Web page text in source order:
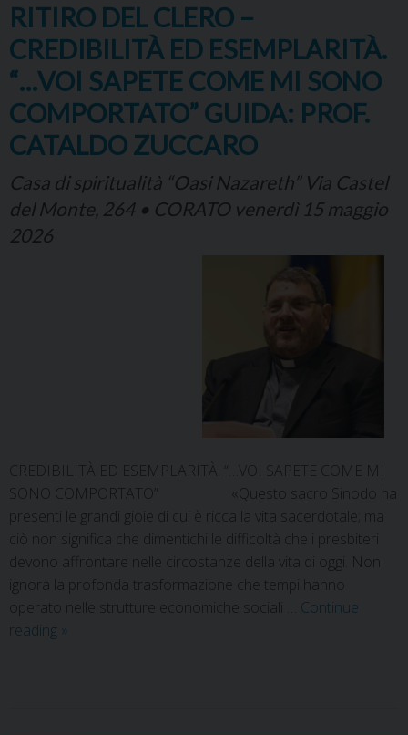
RITIRO DEL CLERO –
CREDIBILITÀ ED ESEMPLARITÀ.
“…VOI SAPETE COME MI SONO
COMPORTATO” GUIDA: PROF.
CATALDO ZUCCARO
Casa di spiritualità “Oasi Nazareth” Via Castel
del Monte, 264 • CORATO venerdì 15 maggio
2026
CREDIBILITÀ ED ESEMPLARITÀ. “…VOI SAPETE COME MI
SONO COMPORTATO” «Questo sacro Sinodo ha
presenti le grandi gioie di cui è ricca la vita sacerdotale; ma
ciò non significa che dimentichi le difficoltà che i presbiteri
devono affrontare nelle circostanze della vita di oggi. Non
ignora la profonda trasformazione che tempi hanno
operato nelle strutture economiche sociali … Continue
reading »